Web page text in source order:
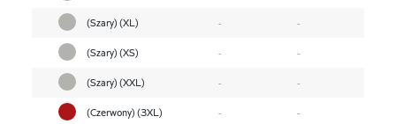
(Szary) (XL)
-
-
(Szary) (XS)
-
-
(Szary) (XXL)
-
-
(Czerwony) (3XL)
-
-